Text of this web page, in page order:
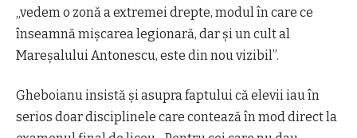
„vedem o zonă a extremei drepte, modul în care ce
înseamnă mişcarea legionară, dar şi un cult al
Mareşalului Antonescu, este din nou vizibil”.
Gheboianu insistă şi asupra faptului că elevii iau în
serios doar disciplinele care contează în mod direct la